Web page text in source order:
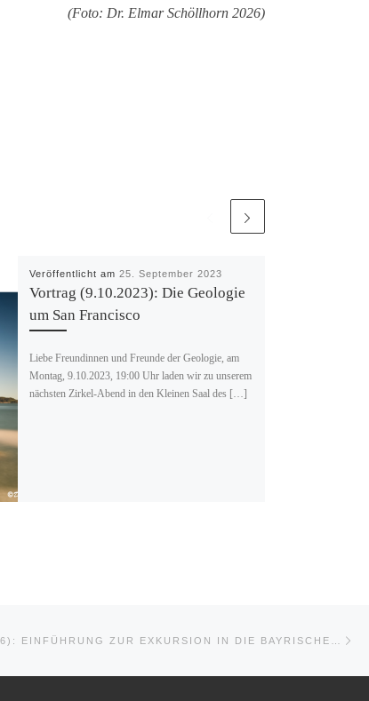
(Foto: Dr. Elmar Schöllhorn 2026)
Veröffentlicht am 25. September 2023
Vortrag (9.10.2023): Die Geologie
um San Francisco
Liebe Freundinnen und Freunde der Geologie, am
Montag, 9.10.2023, 19:00 Uhr laden wir zu unserem
nächsten Zirkel-Abend in den Kleinen Saal des […]